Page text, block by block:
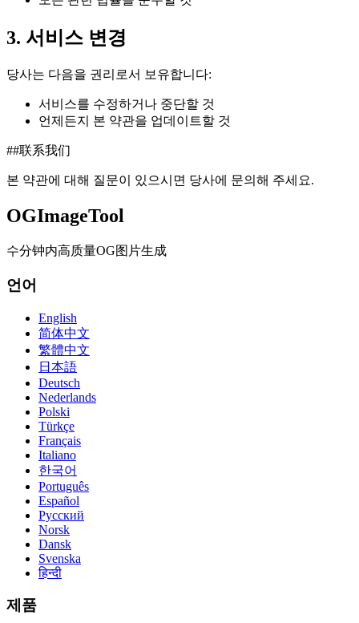
3. 서비스 변경
당사는 다음을 권리로서 보유합니다:
서비스를 수정하거나 중단할 것
언제든지 본 약관을 업데이트할 것
##联系我们
본 약관에 대해 질문이 있으시면 당사에 문의해 주세요.
OGImageTool
수分钟内高质量OG图片生成
언어
English
简体中文
繁體中文
日本語
Deutsch
Nederlands
Polski
Türkçe
Français
Italiano
한국어
Português
Español
Русский
Norsk
Dansk
Svenska
हिन्दी
제품